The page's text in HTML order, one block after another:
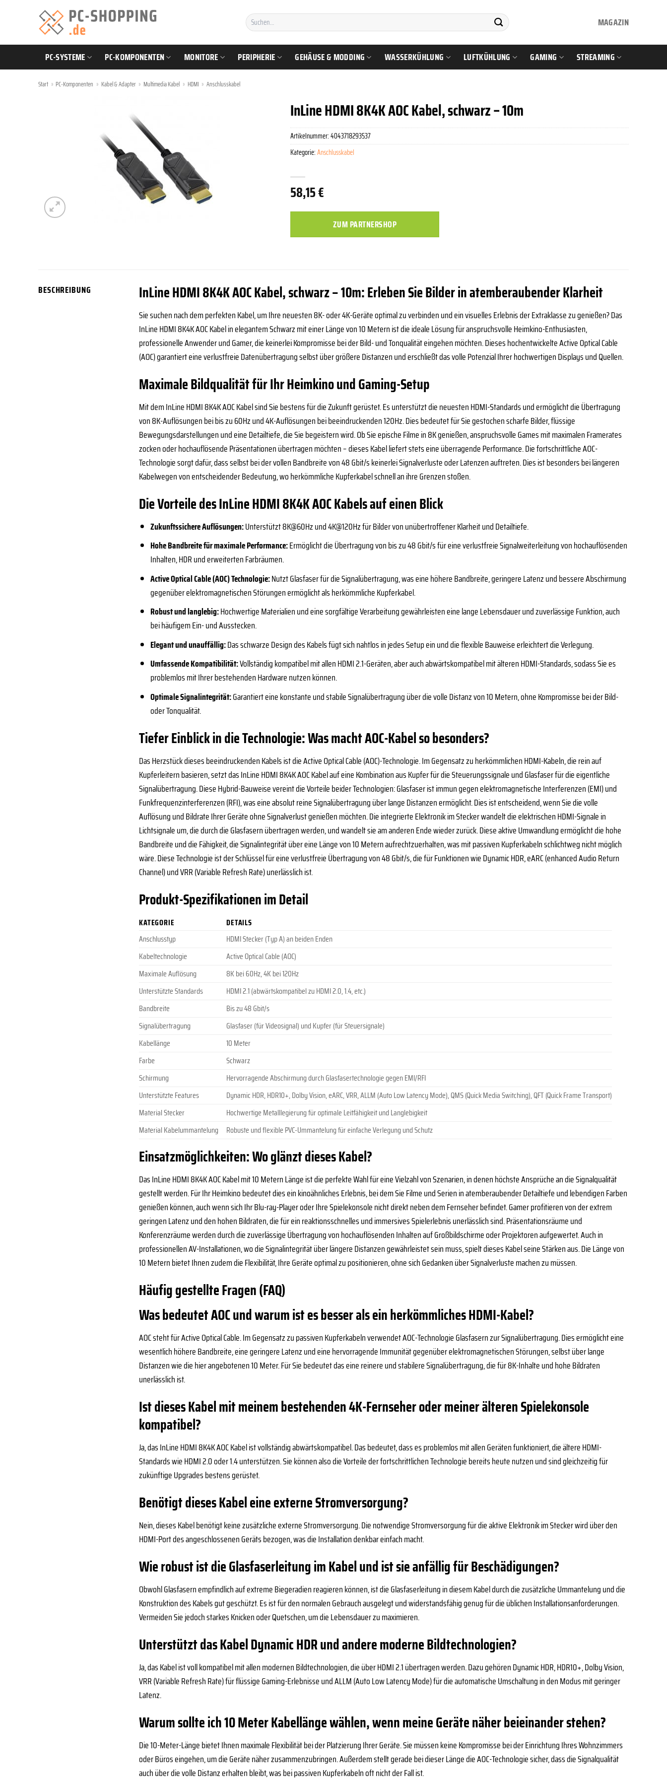
Suchen
nach:
MAGAZIN
PC-SYSTEME PC-KOMPONENTEN MONITORE PERIPHERIE GEHÄUSE & MODDING WASSERKÜHLUNG LUFTKÜHLUNG GAMING STREAMING
Start » PC-Komponenten » Kabel & Adapter » Multimedia Kabel » HDMI » Anschlusskabel
InLine HDMI 8K4K AOC Kabel, schwarz – 10m
58,15€
ZUM PARTNERSHOP
Artikelnummer:4043718293537
Kategorie:Anschlusskabel
BESCHREIBUNG InLine HDMI 8K4K AOC Kabel, schwarz – 10m: Erleben Sie Bilder in atemberaubender Klarheit
Sie suchen nach dem perfekten Kabel, um Ihre neuesten 8K- oder 4K-Geräte optimal zu verbinden und ein visuelles Erlebnis der Extraklasse zu genießen? Das
InLine HDMI 8K4K AOC Kabel in elegantem Schwarz mit einer Länge von 10 Metern ist die ideale Lösung für anspruchsvolle Heimkino-Enthusiasten,
professionelle Anwender und Gamer, die keinerlei Kompromisse bei der Bild- und Tonqualität eingehen möchten. Dieses hochentwickelte Active Optical Cable
(AOC) garantiert eine verlustfreie Datenübertragung selbst über größere Distanzen und erschließt das volle Potenzial Ihrer hochwertigen Displays und Quellen.
Maximale Bildqualität für Ihr Heimkino und Gaming-Setup
Mit dem InLine HDMI 8K4K AOC Kabel sind Sie bestens für die Zukunft gerüstet. Es unterstützt die neuesten HDMI-Standards und ermöglicht die Übertragung
von 8K-Auflösungen bei bis zu 60Hz und 4K-Auflösungen bei beeindruckenden 120Hz. Dies bedeutet für Sie gestochen scharfe Bilder, flüssige
Bewegungsdarstellungen und eine Detailtiefe, die Sie begeistern wird. Ob Sie epische Filme in 8K genießen, anspruchsvolle Games mit maximalen Framerates
zocken oder hochauflösende Präsentationen übertragen möchten – dieses Kabel liefert stets eine überragende Performance. Die fortschrittliche AOC-
Technologie sorgt dafür, dass selbst bei der vollen Bandbreite von 48 Gbit/s keinerlei Signalverluste oder Latenzen auftreten. Dies ist besonders bei längeren
Kabelwegen von entscheidender Bedeutung, wo herkömmliche Kupferkabel schnell an ihre Grenzen stoßen.
Die Vorteile des InLine HDMI 8K4K AOC Kabels auf einen Blick
Zukunftssichere Auflösungen:Unterstützt 8K@60Hz und 4K@120Hz für Bilder von unübertroffener Klarheit und Detailtiefe.
Hohe Bandbreite für maximale Performance:Ermöglicht die Übertragung von bis zu 48 Gbit/s für eine verlustfreie Signalweiterleitung von hochauflösenden
Inhalten, HDR und erweiterten Farbräumen.
Active Optical Cable (AOC) Technologie:Nutzt Glasfaser für die Signalübertragung, was eine höhere Bandbreite, geringere Latenz und bessere Abschirmung
gegenüber elektromagnetischen Störungen ermöglicht als herkömmliche Kupferkabel.
Robust und langlebig:Hochwertige Materialien und eine sorgfältige Verarbeitung gewährleisten eine lange Lebensdauer und zuverlässige Funktion, auch
bei häufigem Ein- und Ausstecken.
Elegant und unauffällig:Das schwarze Design des Kabels fügt sich nahtlos in jedes Setup ein und die flexible Bauweise erleichtert die Verlegung.
Umfassende Kompatibilität:Vollständig kompatibel mit allen HDMI 2.1-Geräten, aber auch abwärtskompatibel mit älteren HDMI-Standards, sodass Sie es
problemlos mit Ihrer bestehenden Hardware nutzen können.
Optimale Signalintegrität:Garantiert eine konstante und stabile Signalübertragung über die volle Distanz von 10 Metern, ohne Kompromisse bei der Bild-
oder Tonqualität.
Tiefer Einblick in die Technologie: Was macht AOC-Kabel so besonders?
Das Herzstück dieses beeindruckenden Kabels ist die Active Optical Cable (AOC)-Technologie. Im Gegensatz zu herkömmlichen HDMI-Kabeln, die rein auf
Kupferleitern basieren, setzt das InLine HDMI 8K4K AOC Kabel auf eine Kombination aus Kupfer für die Steuerungssignale und Glasfaser für die eigentliche
Signalübertragung. Diese Hybrid-Bauweise vereint die Vorteile beider Technologien: Glasfaser ist immun gegen elektromagnetische Interferenzen (EMI) und
Funkfrequenzinterferenzen (RFI), was eine absolut reine Signalübertragung über lange Distanzen ermöglicht. Dies ist entscheidend, wenn Sie die volle
Auflösung und Bildrate Ihrer Geräte ohne Signalverlust genießen möchten. Die integrierte Elektronik im Stecker wandelt die elektrischen HDMI-Signale in
Lichtsignale um, die durch die Glasfasern übertragen werden, und wandelt sie am anderen Ende wieder zurück. Diese aktive Umwandlung ermöglicht die hohe
Bandbreite und die Fähigkeit, die Signalintegrität über eine Länge von 10 Metern aufrechtzuerhalten, was mit passiven Kupferkabeln schlichtweg nicht möglich
wäre. Diese Technologie ist der Schlüssel für eine verlustfreie Übertragung von 48 Gbit/s, die für Funktionen wie Dynamic HDR, eARC (enhanced Audio Return
Channel) und VRR (Variable Refresh Rate) unerlässlich ist.
Produkt-Spezifikationen im Detail
KATEGORIE
DETAILS
Anschlusstyp
HDMI Stecker (Typ A) an beiden Enden
Kabeltechnologie
Active Optical Cable (AOC)
Maximale Auflösung
8K bei 60Hz, 4K bei 120Hz
Unterstützte Standards
HDMI 2.1 (abwärtskompatibel zu HDMI 2.0, 1.4, etc.)
Bandbreite
Bis zu 48 Gbit/s
Signalübertragung
Glasfaser (für Videosignal) und Kupfer (für Steuersignale)
Kabellänge
10 Meter
Farbe
Schwarz
Schirmung
Hervorragende Abschirmung durch Glasfasertechnologie gegen EMI/RFI
Unterstützte Features
Dynamic HDR, HDR10+, Dolby Vision, eARC, VRR, ALLM (Auto Low Latency Mode), QMS (Quick Media Switching), QFT (Quick Frame Transport)
Material Stecker
Hochwertige Metalllegierung für optimale Leitfähigkeit und Langlebigkeit
Material Kabelummantelung
Robuste und flexible PVC-Ummantelung für einfache Verlegung und Schutz
Einsatzmöglichkeiten: Wo glänzt dieses Kabel?
Das InLine HDMI 8K4K AOC Kabel mit 10 Metern Länge ist die perfekte Wahl für eine Vielzahl von Szenarien, in denen höchste Ansprüche an die Signalqualität
gestellt werden. Für Ihr Heimkino bedeutet dies ein kinoähnliches Erlebnis, bei dem Sie Filme und Serien in atemberaubender Detailtiefe und lebendigen Farben
genießen können, auch wenn sich Ihr Blu-ray-Player oder Ihre Spielekonsole nicht direkt neben dem Fernseher befindet. Gamer profitieren von der extrem
geringen Latenz und den hohen Bildraten, die für ein reaktionsschnelles und immersives Spielerlebnis unerlässlich sind. Präsentationsräume und
Konferenzräume werden durch die zuverlässige Übertragung von hochauflösenden Inhalten auf Großbildschirme oder Projektoren aufgewertet. Auch in
professionellen AV-Installationen, wo die Signalintegrität über längere Distanzen gewährleistet sein muss, spielt dieses Kabel seine Stärken aus. Die Länge von
10 Metern bietet Ihnen zudem die Flexibilität, Ihre Geräte optimal zu positionieren, ohne sich Gedanken über Signalverluste machen zu müssen.
Häufig gestellte Fragen (FAQ)
Was bedeutet AOC und warum ist es besser als ein herkömmliches HDMI-Kabel?
AOC steht für Active Optical Cable. Im Gegensatz zu passiven Kupferkabeln verwendet AOC-Technologie Glasfasern zur Signalübertragung. Dies ermöglicht eine
wesentlich höhere Bandbreite, eine geringere Latenz und eine hervorragende Immunität gegenüber elektromagnetischen Störungen, selbst über lange
Distanzen wie die hier angebotenen 10 Meter. Für Sie bedeutet das eine reinere und stabilere Signalübertragung, die für 8K-Inhalte und hohe Bildraten
unerlässlich ist.
Ist dieses Kabel mit meinem bestehenden 4K-Fernseher oder meiner älteren Spielekonsole
kompatibel?
Ja, das InLine HDMI 8K4K AOC Kabel ist vollständig abwärtskompatibel. Das bedeutet, dass es problemlos mit allen Geräten funktioniert, die ältere HDMI-
Standards wie HDMI 2.0 oder 1.4 unterstützen. Sie können also die Vorteile der fortschrittlichen Technologie bereits heute nutzen und sind gleichzeitig für
zukünftige Upgrades bestens gerüstet.
Benötigt dieses Kabel eine externe Stromversorgung?
Nein, dieses Kabel benötigt keine zusätzliche externe Stromversorgung. Die notwendige Stromversorgung für die aktive Elektronik im Stecker wird über den
HDMI-Port des angeschlossenen Geräts bezogen, was die Installation denkbar einfach macht.
Wie robust ist die Glasfaserleitung im Kabel und ist sie anfällig für Beschädigungen?
Obwohl Glasfasern empfindlich auf extreme Biegeradien reagieren können, ist die Glasfaserleitung in diesem Kabel durch die zusätzliche Ummantelung und die
Konstruktion des Kabels gut geschützt. Es ist für den normalen Gebrauch ausgelegt und widerstandsfähig genug für die üblichen Installationsanforderungen.
Vermeiden Sie jedoch starkes Knicken oder Quetschen, um die Lebensdauer zu maximieren.
Unterstützt das Kabel Dynamic HDR und andere moderne Bildtechnologien?
Ja, das Kabel ist voll kompatibel mit allen modernen Bildtechnologien, die über HDMI 2.1 übertragen werden. Dazu gehören Dynamic HDR, HDR10+, Dolby Vision,
VRR (Variable Refresh Rate) für flüssige Gaming-Erlebnisse und ALLM (Auto Low Latency Mode) für die automatische Umschaltung in den Modus mit geringer
Latenz.
Warum sollte ich 10 Meter Kabellänge wählen, wenn meine Geräte näher beieinander stehen?
Die 10-Meter-Länge bietet Ihnen maximale Flexibilität bei der Platzierung Ihrer Geräte. Sie müssen keine Kompromisse bei der Einrichtung Ihres Wohnzimmers
oder Büros eingehen, um die Geräte näher zusammenzubringen. Außerdem stellt gerade bei dieser Länge die AOC-Technologie sicher, dass die Signalqualität
auch über die volle Distanz erhalten bleibt, was bei passiven Kupferkabeln oft nicht der Fall ist.